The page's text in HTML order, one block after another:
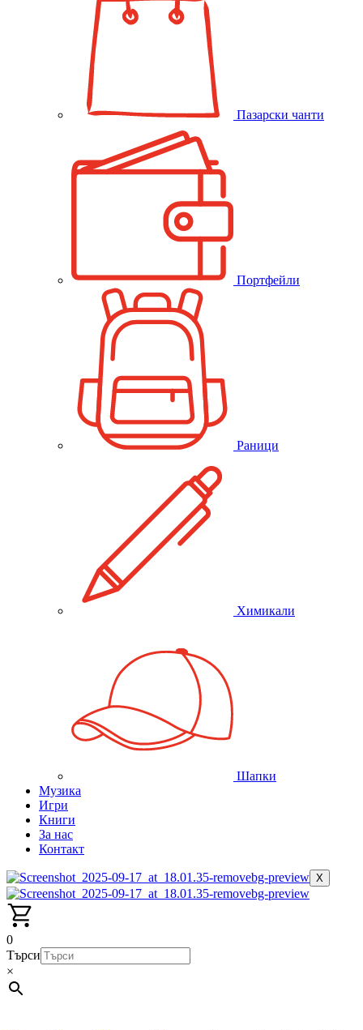
Пазарски чанти
Портфейли
Раници
Химикали
Шапки
Музика
Игри
Книги
За нас
Контакт
X
0
Търси
×